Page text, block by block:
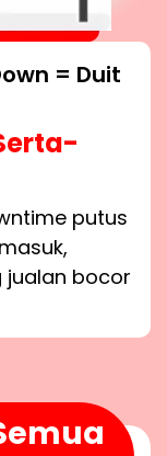
= Duit
putus
bocor